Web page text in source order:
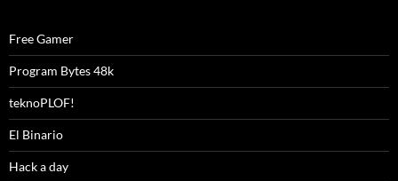
Free Gamer
Program Bytes 48k
teknoPLOF!
El Binario
Hack a day